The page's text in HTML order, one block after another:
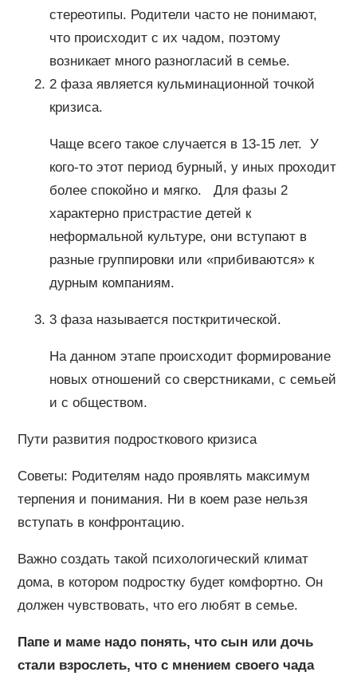
стереотипы. Родители часто не понимают,
что происходит с их чадом, поэтому
возникает много разногласий в семье.
2 фаза является кульминационной точкой
кризиса.
Чаще всего такое случается в 13-15 лет. У
кого-то этот период бурный, у иных проходит
более спокойно и мягко. Для фазы 2
характерно пристрастие детей к
неформальной культуре, они вступают в
разные группировки или «прибиваются» к
дурным компаниям.
3 фаза называется посткритической.
На данном этапе происходит формирование
новых отношений со сверстниками, с семьей
и с обществом.
Пути развития подросткового кризиса
Советы: Родителям надо проявлять максимум
терпения и понимания. Ни в коем разе нельзя
вступать в конфронтацию.
Важно создать такой психологический климат
дома, в котором подростку будет комфортно. Он
должен чувствовать, что его любят в семье.
Папе и маме надо понять, что сын или дочь
стали взрослеть, что с мнением своего чада